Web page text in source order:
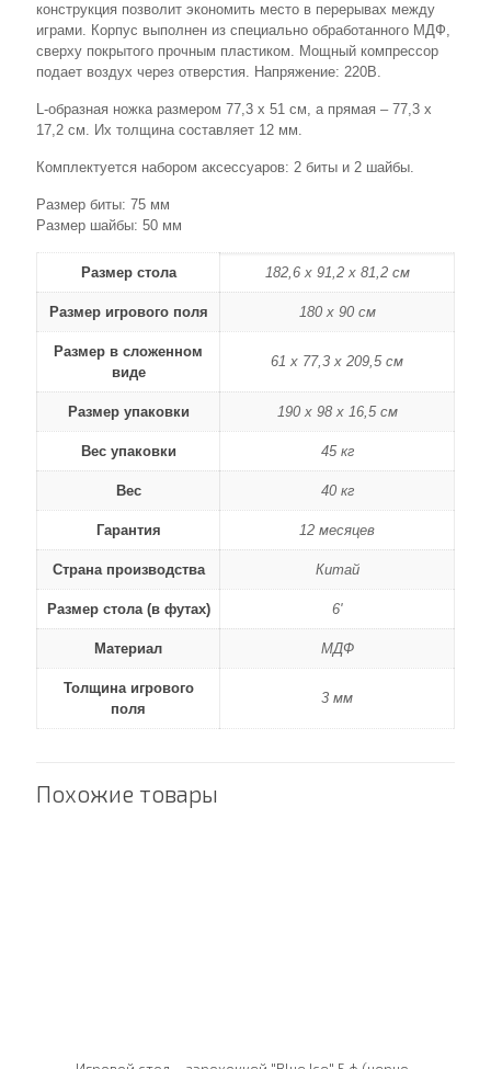
конструкция позволит экономить место в перерывах между
играми. Корпус выполнен из специально обработанного МДФ,
сверху покрытого прочным пластиком. Мощный компрессор
подает воздух через отверстия. Напряжение: 220В.
L-образная ножка размером 77,3 х 51 см, а прямая – 77,3 х
17,2 см. Их толщина составляет 12 мм.
Комплектуется набором аксессуаров: 2 биты и 2 шайбы.
Размер биты: 75 мм
Размер шайбы: 50 мм
Размер стола 182,6 х 91,2 х 81,2 см
Размер игрового поля 180 х 90 см
Размер в сложенном
виде
61 х 77,3 х 209,5 см
Размер упаковки 190 х 98 х 16,5 см
Вес упаковки 45 кг
Вес 40 кг
Гарантия 12 месяцев
Страна производства Китай
Размер стола (в футах) 6'
Материал МДФ
Толщина игрового
поля
3 мм
Похожие товары